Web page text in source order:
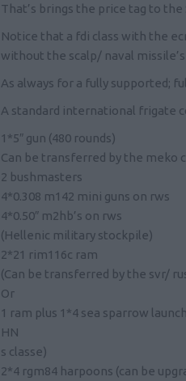
That’s brings the price tag to the
Notice that a fdi class with the
without the scalp/ naval
As always for a fully supported;
A standard international frigate
1*5″ gun (480 rounds)
Can be transferred by the meko
2 bushmasters
4*0.308 m142 mini guns on rws
4*0.50″ m2hb’s on rws
(Hellenic military stockpile)
2*21 rim116c ram
(Can be transferred by the svr/
Or
1 ram plus 1*4 sea sparrow
HN
s classe)
2*4 rgm84 harpoons (can be